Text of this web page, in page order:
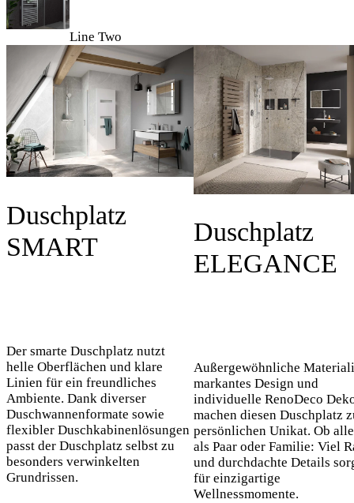
Line Two
Duschplatz
SMART
Der smarte Duschplatz nutzt
helle Oberflächen und klare
Linien für ein freundliches
Ambiente. Dank diverser
Duschwannenformate sowie
flexibler Duschkabinenlösungen
passt der Duschplatz selbst zu
besonders verwinkelten
Grundrissen.
Duschplatz
ELEGANCE
Außergewöhnliche
markantes Design und
individuelle RenoDeco
machen diesen Duschplatz
persönlichen Unikat. Ob
als Paar oder Familie: Viel
und durchdachte Details
für einzigartige
Wellnessmomente.